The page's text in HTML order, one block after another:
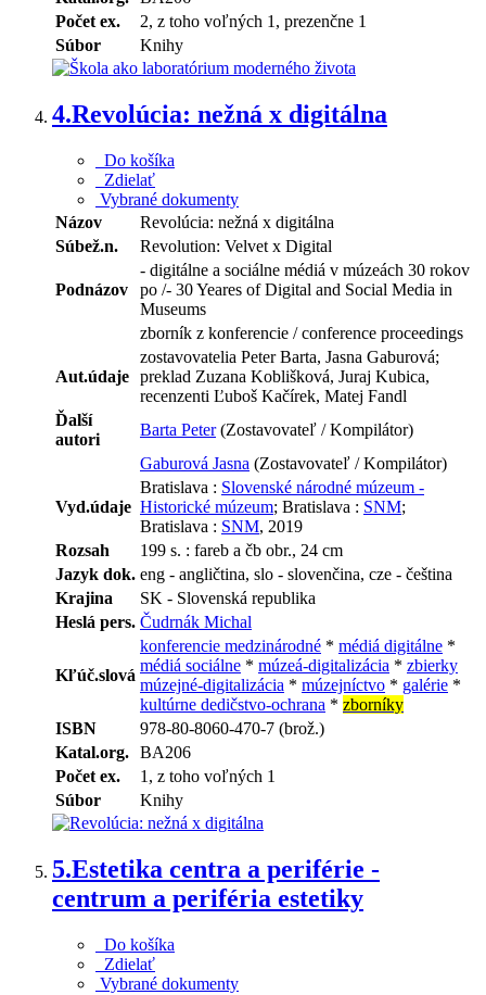
Počet ex.
2, z toho voľných 1, prezenčne 1
Súbor
Knihy
4.Revolúcia: nežná x digitálna
Do košíka
Zdielať
Vybrané dokumenty
Názov
Revolúcia: nežná x digitálna
Súbež.n.
Revolution: Velvet x Digital
Podnázov
- digitálne a sociálne médiá v múzeách 30 rokov
po /- 30 Yeares of Digital and Social Media in
Museums
zborník z konferencie / conference proceedings
Aut.údaje
zostavovatelia Peter Barta, Jasna Gaburová;
preklad Zuzana Koblišková, Juraj Kubica,
recenzenti Ľuboš Kačírek, Matej Fandl
Ďalší
autori
Barta Peter(Zostavovateľ / Kompilátor)
Gaburová Jasna (Zostavovateľ / Kompilátor)
Vyd.údaje
Bratislava : Slovenské národné múzeum -
Historické múzeum; Bratislava : SNM;
Bratislava : SNM, 2019
Rozsah
199 s. : fareb a čb obr., 24 cm
Jazyk dok. eng - angličtina, slo - slovenčina, cze - čeština
Krajina
SK - Slovenská republika
Heslá pers. Čudrnák Michal
Kľúč.slová
konferencie medzinárodné * médiá digitálne *
médiá sociálne * múzeá-digitalizácia * zbierky
múzejné-digitalizácia * múzejníctvo * galérie *
kultúrne dedičstvo-ochrana * zborníky
ISBN
978-80-8060-470-7 (brož.)
Katal.org. BA206
Počet ex.
1, z toho voľných 1
Súbor
Knihy
5.Estetika centra a periférie -
centrum a periféria estetiky
Do košíka
Zdielať
Vybrané dokumenty